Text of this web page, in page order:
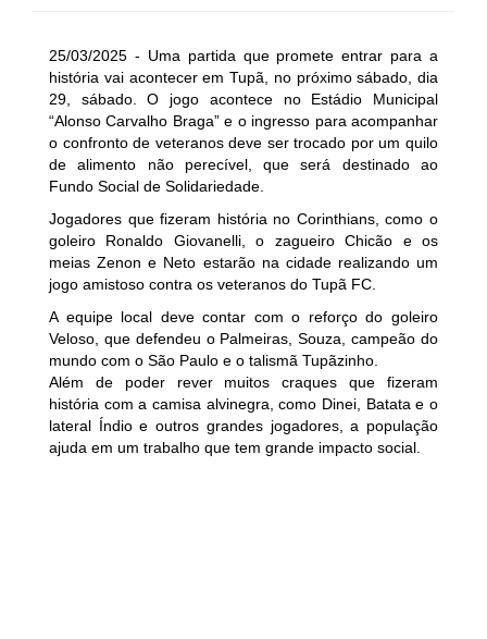
25/03/2025 - Uma partida que promete entrar para a
história vai acontecer em Tupã, no próximo sábado, dia
29, sábado. O jogo acontece no Estádio Municipal
“Alonso Carvalho Braga” e o ingresso para acompanhar
o confronto de veteranos deve ser trocado por um quilo
de alimento não perecível, que será destinado ao
Fundo Social de Solidariedade.
Jogadores que fizeram história no Corinthians, como o
goleiro Ronaldo Giovanelli, o zagueiro Chicão e os
meias Zenon e Neto estarão na cidade realizando um
jogo amistoso contra os veteranos do Tupã FC.
A equipe local deve contar com o reforço do goleiro
Veloso, que defendeu o Palmeiras, Souza, campeão do
mundo com o São Paulo e o talismã Tupãzinho.
Além de poder rever muitos craques que fizeram
história com a camisa alvinegra, como Dinei, Batata e o
lateral Índio e outros grandes jogadores, a população
ajuda em um trabalho que tem grande impacto social.